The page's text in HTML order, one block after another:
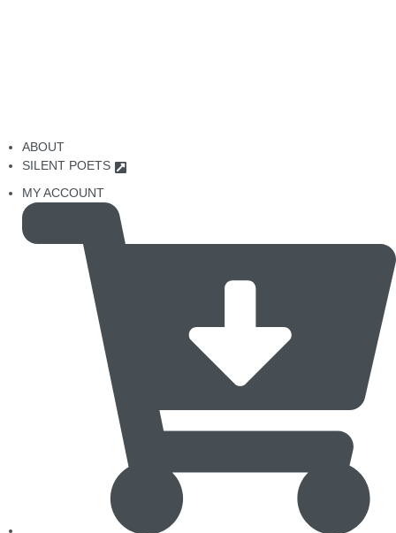
ABOUT
SILENT POETS
MY ACCOUNT